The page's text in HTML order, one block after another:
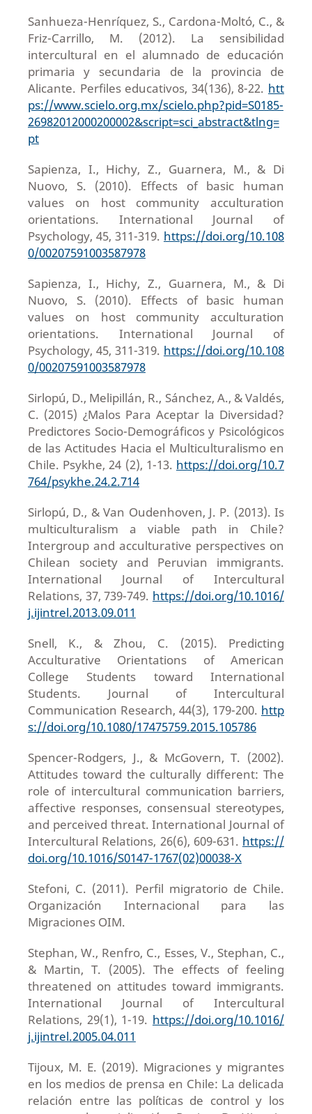
Sanhueza-Henríquez, S., Cardona-Moltó, C., &
Friz-Carrillo, M. (2012). La sensibilidad
intercultural en el alumnado de educación
primaria y secundaria de la provincia de
Alicante. Perfiles educativos, 34(136), 8-22. htt
ps://www.scielo.org.mx/scielo.php?pid=S0185-
26982012000200002&script=sci_abstract&tlng=
pt
Sapienza, I., Hichy, Z., Guarnera, M., & Di
Nuovo, S. (2010). Effects of basic human
values on host community acculturation
orientations. International Journal of
Psychology, 45, 311-319. https://doi.org/10.108
0/00207591003587978
Sapienza, I., Hichy, Z., Guarnera, M., & Di
Nuovo, S. (2010). Effects of basic human
values on host community acculturation
orientations. International Journal of
Psychology, 45, 311-319. https://doi.org/10.108
0/00207591003587978
Sirlopú, D., Melipillán, R., Sánchez, A., & Valdés,
C. (2015) ¿Malos Para Aceptar la Diversidad?
Predictores Socio-Demográficos y Psicológicos
de las Actitudes Hacia el Multiculturalismo en
Chile. Psykhe, 24 (2), 1-13. https://doi.org/10.7
764/psykhe.24.2.714
Sirlopú, D., & Van Oudenhoven, J. P. (2013). Is
multiculturalism a viable path in Chile?
Intergroup and acculturative perspectives on
Chilean society and Peruvian immigrants.
International Journal of Intercultural
Relations, 37, 739-749. https://doi.org/10.1016/
j.ijintrel.2013.09.011
Snell, K., & Zhou, C. (2015). Predicting
Acculturative Orientations of American
College Students toward International
Students. Journal of Intercultural
Communication Research, 44(3), 179-200. http
s://doi.org/10.1080/17475759.2015.105786
Spencer-Rodgers, J., & McGovern, T. (2002).
Attitudes toward the culturally different: The
role of intercultural communication barriers,
affective responses, consensual stereotypes,
and perceived threat. International Journal of
Intercultural Relations, 26(6), 609-631. https://
doi.org/10.1016/S0147-1767(02)00038-X
Stefoni, C. (2011). Perfil migratorio de Chile.
Organización Internacional para las
Migraciones OIM.
Stephan, W., Renfro, C., Esses, V., Stephan, C.,
& Martin, T. (2005). The effects of feeling
threatened on attitudes toward immigrants.
International Journal of Intercultural
Relations, 29(1), 1-19. https://doi.org/10.1016/
j.ijintrel.2005.04.011
Tijoux, M. E. (2019). Migraciones y migrantes
en los medios de prensa en Chile: La delicada
relación entre las políticas de control y los